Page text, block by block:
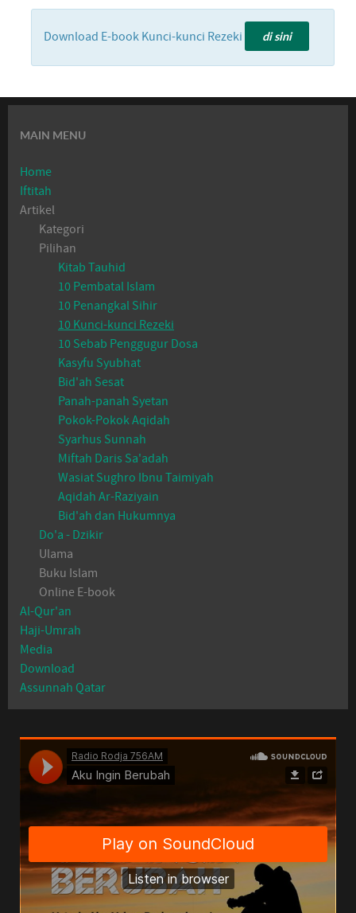
Download E-book Kunci-kunci Rezeki di sini
MAIN MENU
Home
Iftitah
Artikel
Kategori
Pilihan
Kitab Tauhid
10 Pembatal Islam
10 Penangkal Sihir
10 Kunci-kunci Rezeki
10 Sebab Penggugur Dosa
Kasyfu Syubhat
Bid'ah Sesat
Panah-panah Syetan
Pokok-Pokok Aqidah
Syarhus Sunnah
Miftah Daris Sa'adah
Wasiat Sughro Ibnu Taimiyah
Aqidah Ar-Raziyain
Bid'ah dan Hukumnya
Do'a - Dzikir
Ulama
Buku Islam
Online E-book
Al-Qur'an
Haji-Umrah
Media
Download
Assunnah Qatar